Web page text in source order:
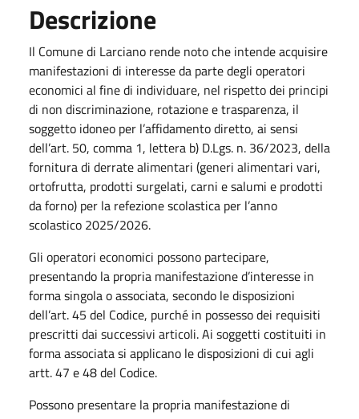
Descrizione
Il Comune di Larciano rende noto che intende acquisire
manifestazioni di interesse da parte degli operatori
economici al fine di individuare, nel rispetto dei principi
di non discriminazione, rotazione e trasparenza, il
soggetto idoneo per l’affidamento diretto, ai sensi
dell’art. 50, comma 1, lettera b) D.Lgs. n. 36/2023, della
fornitura di derrate alimentari (generi alimentari vari,
ortofrutta, prodotti surgelati, carni e salumi e prodotti
da forno) per la refezione scolastica per l’anno
scolastico 2025/2026.
Gli operatori economici possono partecipare,
presentando la propria manifestazione d’interesse in
forma singola o associata, secondo le disposizioni
dell’art. 45 del Codice, purché in possesso dei requisiti
prescritti dai successivi articoli. Ai soggetti costituiti in
forma associata si applicano le disposizioni di cui agli
artt. 47 e 48 del Codice.
Possono presentare la propria manifestazione di